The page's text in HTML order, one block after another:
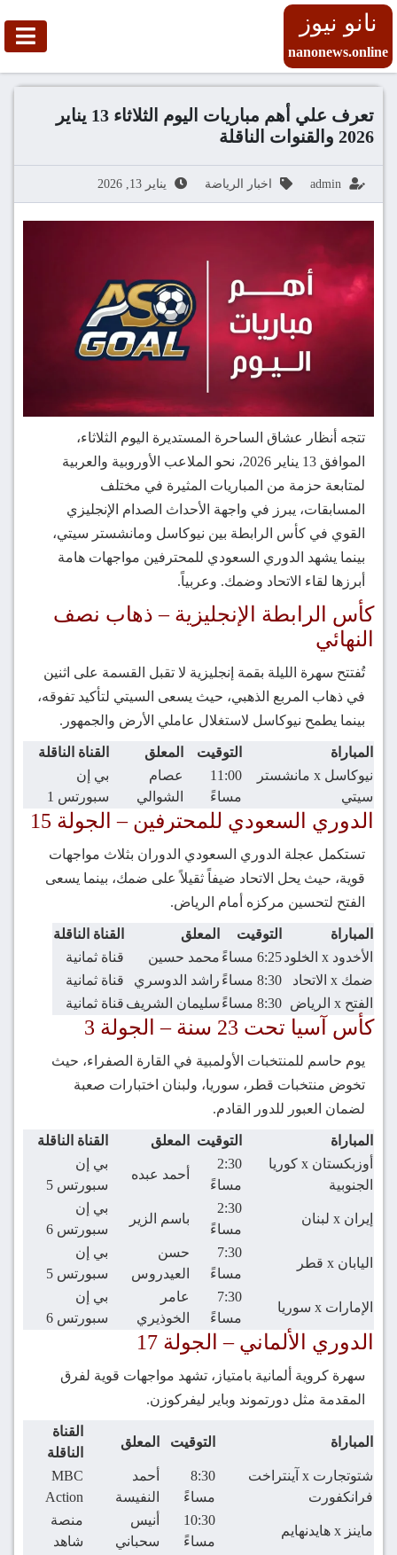
نانو نيوز
nanonews.online
تعرف علي أهم مباريات اليوم الثلاثاء 13 يناير
2026 والقنوات الناقلة
admin اخبار الرياضة يناير 13, 2026
تتجه أنظار عشاق الساحرة المستديرة اليوم الثلاثاء،
الموافق 13 يناير 2026، نحو الملاعب الأوروبية والعربية
لمتابعة حزمة من المباريات المثيرة في مختلف
المسابقات، يبرز في واجهة الأحداث الصدام الإنجليزي
القوي في كأس الرابطة بين نيوكاسل ومانشستر سيتي،
بينما يشهد الدوري السعودي للمحترفين مواجهات هامة
أبرزها لقاء الاتحاد وضمك. وعربياً.
كأس الرابطة الإنجليزية – ذهاب نصف
النهائي
تُفتتح سهرة الليلة بقمة إنجليزية لا تقبل القسمة على اثنين
في ذهاب المربع الذهبي، حيث يسعى السيتي لتأكيد تفوقه،
بينما يطمح نيوكاسل لاستغلال عاملي الأرض والجمهور.
المباراة التوقيت المعلق
القناة الناقلة
نيوكاسل x مانشستر
سيتي
11:00
مساءً
عصام
الشوالي
بي إن
سبورتس 1
الدوري السعودي للمحترفين – الجولة 15
تستكمل عجلة الدوري السعودي الدوران بثلاث مواجهات
قوية، حيث يحل الاتحاد ضيفاً ثقيلاً على ضمك، بينما يسعى
الفتح لتحسين مركزه أمام الرياض.
المباراة التوقيت المعلق
القناة الناقلة
الأخدود x الخلود
6:25 مساءً محمد حسين
قناة ثمانية
ضمك x الاتحاد
8:30 مساءً راشد الدوسري
قناة ثمانية
الفتح x الرياض
8:30 مساءً سليمان الشريف قناة ثمانية
كأس آسيا تحت 23 سنة – الجولة 3
يوم حاسم للمنتخبات الأولمبية في القارة الصفراء، حيث
تخوض منتخبات قطر، سوريا، ولبنان اختبارات صعبة
لضمان العبور للدور القادم.
المباراة التوقيت المعلق
القناة الناقلة
أوزبكستان x كوريا
الجنوبية
2:30
مساءً
أحمد عبده
بي إن
سبورتس 5
إيران x لبنان
2:30
مساءً
باسم الزير
بي إن
سبورتس 6
اليابان x قطر
7:30
مساءً
حسن
العيدروس
بي إن
سبورتس 5
الإمارات x سوريا
7:30
مساءً
عامر
الخوذيري
بي إن
سبورتس 6
الدوري الألماني – الجولة 17
سهرة كروية ألمانية بامتياز، تشهد مواجهات قوية لفرق
المقدمة مثل دورتموند وباير ليفركوزن.
المباراة التوقيت المعلق
القناة
الناقلة
شتوتجارت x آينتراخت
فرانكفورت
8:30
مساءً
أحمد
النفيسة
MBC
Action
ماينز x هايدنهايم
10:30
مساءً
أنيس
سحباني
منصة
شاهد